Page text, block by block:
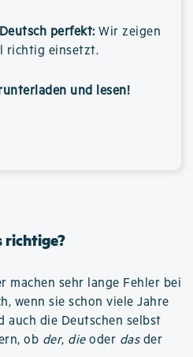
perfekt: Wir zeigen
richtig einsetzt.
und lesen!
richtige?
machen sehr lange Fehler bei
wenn sie schon viele Jahre
auch die Deutschen selbst
ob der, dieoder dasder